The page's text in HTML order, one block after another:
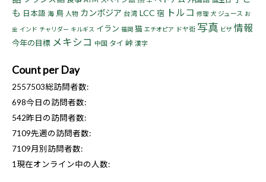
も 日本語 海 鳥 人物 カンボジア 台湾 LCC 宿 トルコ 修理 犬 ジュース お
金 インド チャリダー キルギス イラン 福岡 猫 エチオピア ドヤ街 写真 ビザ 情報
今年の目標 メキシコ 中国 タイ 峠 漢字
Count per Day
2557503総訪問者数:
698今日の訪問者数:
542昨日の訪問者数:
7109先週の訪問者数:
7109月別訪問者数:
1現在オンライン中の人数: